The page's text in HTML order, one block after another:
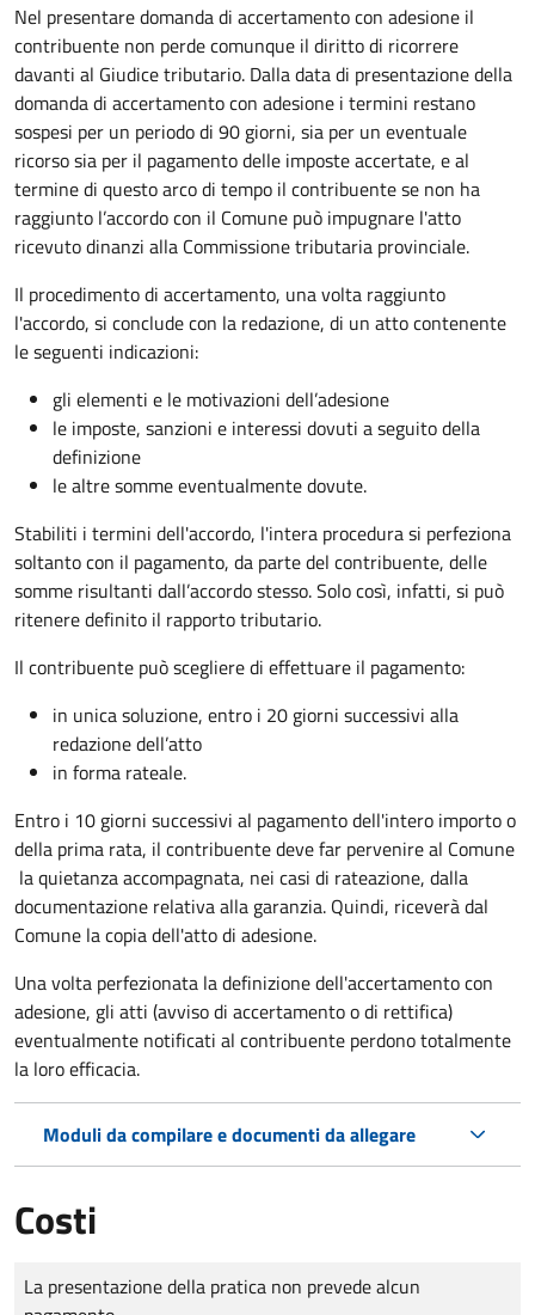
Nel presentare domanda di accertamento con adesione il
contribuente non perde comunque il diritto di ricorrere
davanti al Giudice tributario. Dalla data di presentazione della
domanda di accertamento con adesione i termini restano
sospesi per un periodo di 90 giorni, sia per un eventuale
ricorso sia per il pagamento delle imposte accertate, e al
termine di questo arco di tempo il contribuente se non ha
raggiunto l’accordo con il Comune può impugnare l'atto
ricevuto dinanzi alla Commissione tributaria provinciale.
Il procedimento di accertamento, una volta raggiunto
l'accordo, si conclude con la redazione, di un atto contenente
le seguenti indicazioni:
gli elementi e le motivazioni dell’adesione
le imposte, sanzioni e interessi dovuti a seguito della
definizione
le altre somme eventualmente dovute.
Stabiliti i termini dell'accordo, l'intera procedura si perfeziona
soltanto con il pagamento, da parte del contribuente, delle
somme risultanti dall’accordo stesso. Solo così, infatti, si può
ritenere definito il rapporto tributario.
Il contribuente può scegliere di effettuare il pagamento:
in unica soluzione, entro i 20 giorni successivi alla
redazione dell’atto
in forma rateale.
Entro i 10 giorni successivi al pagamento dell'intero importo o
della prima rata, il contribuente deve far pervenire al Comune
la quietanza accompagnata, nei casi di rateazione, dalla
documentazione relativa alla garanzia. Quindi, riceverà dal
Comune la copia dell'atto di adesione.
Una volta perfezionata la definizione dell'accertamento con
adesione, gli atti (avviso di accertamento o di rettifica)
eventualmente notificati al contribuente perdono totalmente
la loro efficacia.
Moduli da compilare e documenti da allegare
Costi
Tipo di pagamento
Importo
La presentazione della pratica non prevede alcun